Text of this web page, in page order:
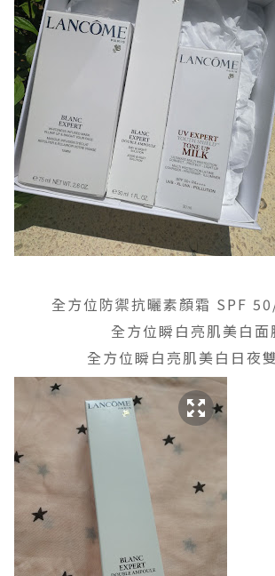
全方位防禦抗曬素顏霜 SPF
全方位瞬白亮肌美白面
全方位瞬白亮肌美白日夜